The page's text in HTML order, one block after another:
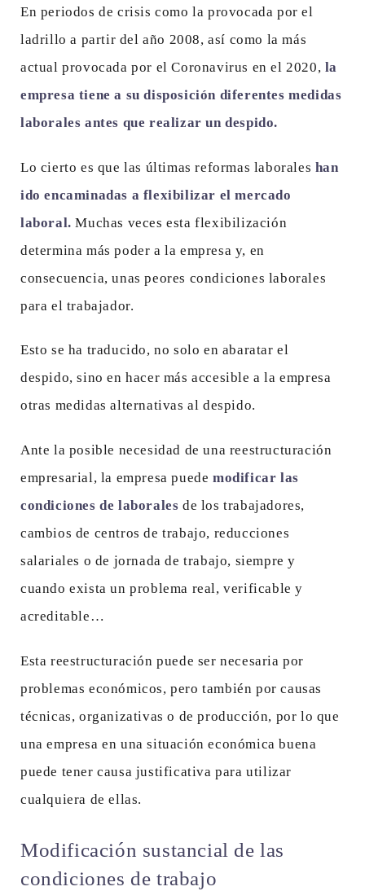
En periodos de crisis como la provocada por el
ladrillo a partir del año 2008, así como la más
actual provocada por el Coronavirus en el 2020, la
empresa tiene a su disposición diferentes medidas
laborales antes que realizar un despido.
Lo cierto es que las últimas reformas laborales han
ido encaminadas a flexibilizar el mercado
laboral. Muchas veces esta flexibilización
determina más poder a la empresa y, en
consecuencia, unas peores condiciones laborales
para el trabajador.
Esto se ha traducido, no solo en abaratar el
despido, sino en hacer más accesible a la empresa
otras medidas alternativas al despido.
Ante la posible necesidad de una reestructuración
empresarial, la empresa puedemodificar las
condiciones de laboralesde los trabajadores,
cambios de centros de trabajo, reducciones
salariales o de jornada de trabajo, siempre y
cuando exista un problema real, verificable y
acreditable…
Esta reestructuración puede ser necesaria por
problemas económicos, pero también por causas
técnicas, organizativas o de producción, por lo que
una empresa en una situación económica buena
puede tener causa justificativa para utilizar
cualquiera de ellas.
Modificación sustancial de las
condiciones de trabajo